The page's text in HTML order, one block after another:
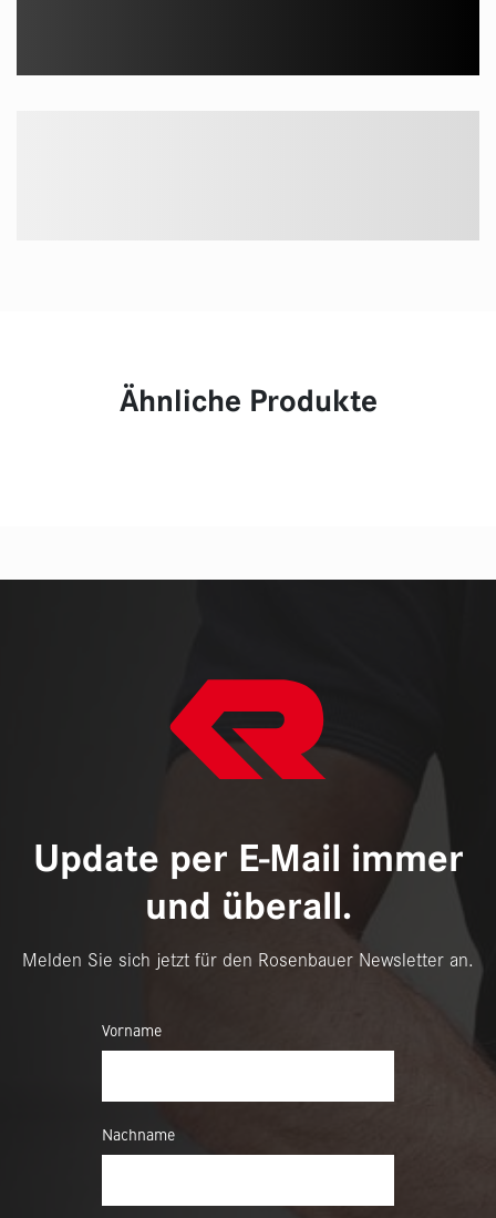
Ähnliche Produkte
Update per E-Mail immer
und überall.
Melden Sie sich jetzt für den Rosenbauer Newsletter an.
Vorname
Nachname